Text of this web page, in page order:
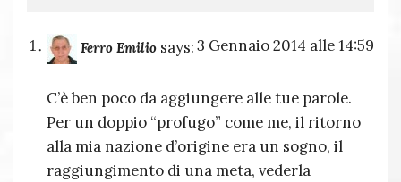
Ferro Emilio says:3 Gennaio 2014 alle 14:59
C’è ben poco da aggiungere alle tue parole.
Per un doppio “profugo” come me, il ritorno
alla mia nazione d’origine era un sogno, il
raggiungimento di una meta, vederla